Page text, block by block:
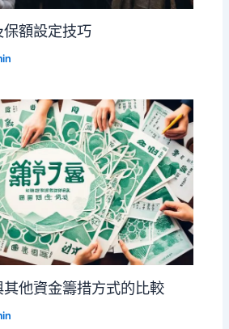
額設定技巧
他資金籌措方式的比較